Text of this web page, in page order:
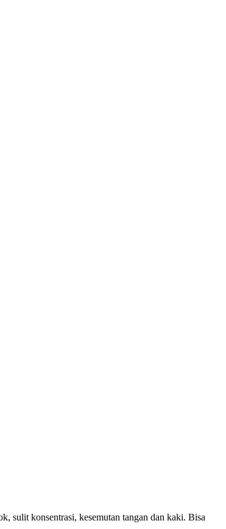
konsentrasi, kesemutan tangan dan kaki. Bisa